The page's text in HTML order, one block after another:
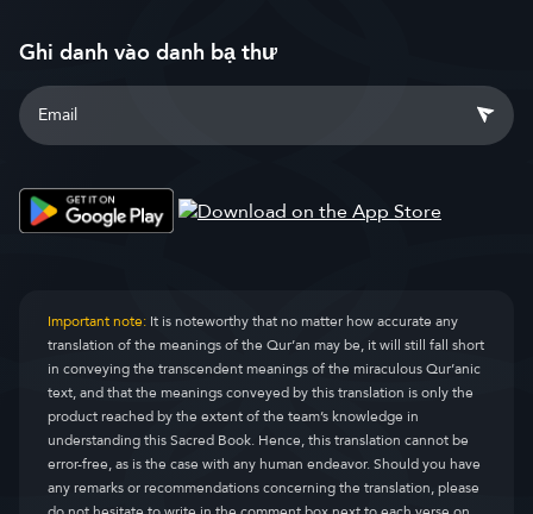
Ghi danh vào danh bạ thư
Important note:It is noteworthy that no matter how accurate any
translation of the meanings of the Qur’an may be, it will still fall short
in conveying the transcendent meanings of the miraculous Qur’anic
text, and that the meanings conveyed by this translation is only the
product reached by the extent of the team’s knowledge in
understanding this Sacred Book. Hence, this translation cannot be
error-free, as is the case with any human endeavor. Should you have
any remarks or recommendations concerning the translation, please